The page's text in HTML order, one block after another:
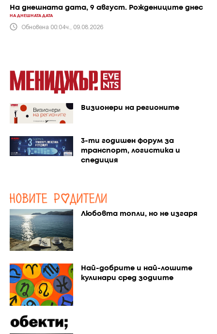
На днешната дата, 9 август. Рождениците днес
НА ДНЕШНАТА ДАТА
Обновена 00:04ч., 09.08.2026
Визионери на регионите
3-ти годишен форум за
транспорт, логистика и
спедиция
Любовта топли, но не изгаря
Най-добрите и най-лошите
кулинари сред зодиите